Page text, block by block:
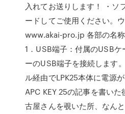
入れてお送りします！ ・ソ
ードしてご使用ください。
www.akai-pro.jp 各部の名
1．USB端子：付属のUSB
ーのUSB端子を接続します
ル経由でLPK25本体に電源が
APC KEY 25の記事を書い
古屋さんを覗いた所、なん